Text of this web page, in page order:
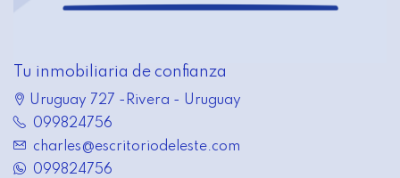
Tu inmobiliaria de confianza
Uruguay 727 -Rivera - Uruguay
099824756
charles@escritoriodeleste.com
099824756